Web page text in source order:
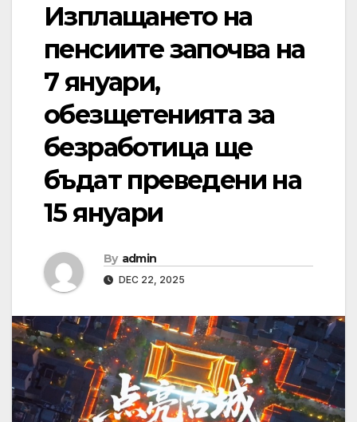
Изплащането на
пенсиите започва на
7 януари,
обезщетенията за
безработица ще
бъдат преведени на
15 януари
By admin
DEC 22, 2025